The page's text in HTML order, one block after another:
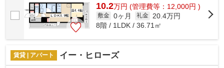
10.2万円 (管理費等：12,000円 )
敷金 0ヶ月 礼金
20.4万円
8階 / 1LDK / 36.71㎡
賃貸 | アパート イー・ヒローズ